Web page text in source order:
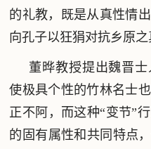
的礼教，既是从真性情
向孔子以狂狷对抗乡原之
董晔教授提出魏晋
使极具个性的竹林名士
正不阿，而这种“变节”
的固有属性和共同特点